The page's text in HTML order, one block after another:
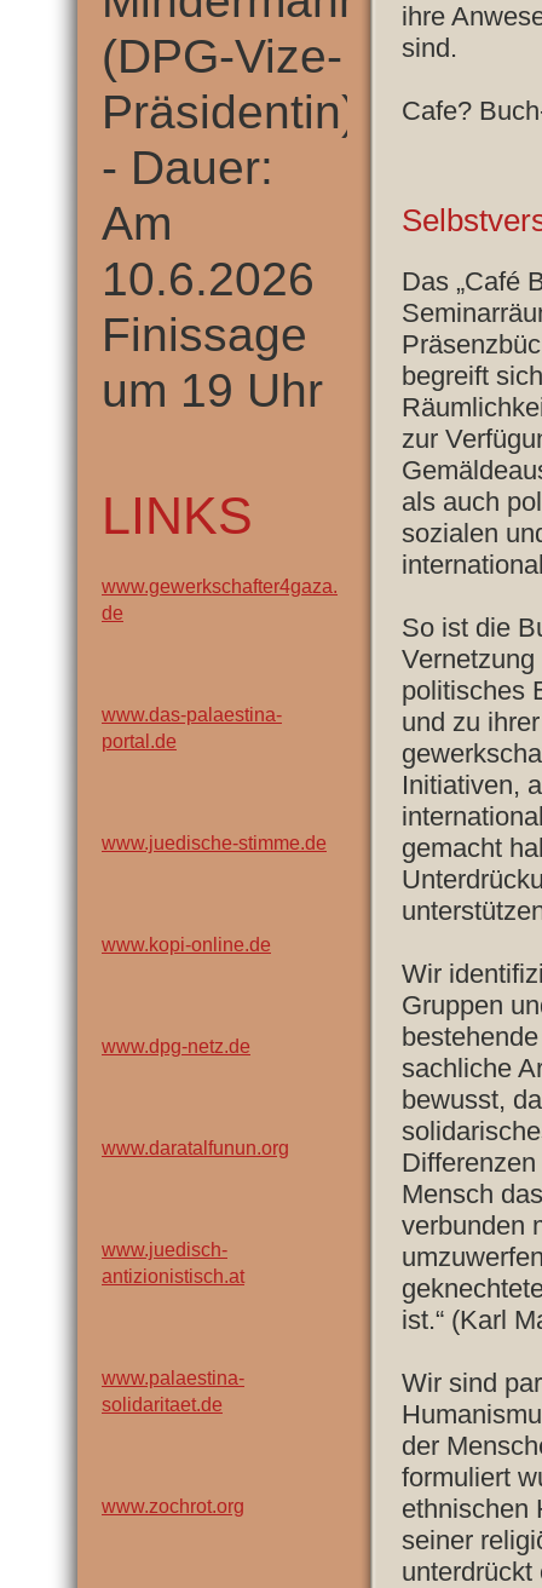
ihre
sind.
Cafe?
Das „Café
begreift
zur
als auch
sozialen
So ist die
politisches
und zu
Initiativen,
gemacht
Wir
Gruppen
sachliche
bewusst,
Mensch
verbunden
ist.“ (Karl
Wir sind
der
formuliert
ethnischen
seiner
unterdrückt
(DPG-Vize-
Präsidentin)
- Dauer:
Am
10.6.2026
Finissage
um 19 Uhr
LINKS
www.gewerkschafter4gaza.
de
www.das-palaestina-
portal.de
www.juedische-stimme.de
www.kopi-online.de
www.dpg-netz.de
www.daratalfunun.org
www.juedisch-
antizionistisch.at
www.palaestina-
solidaritaet.de
www.zochrot.org